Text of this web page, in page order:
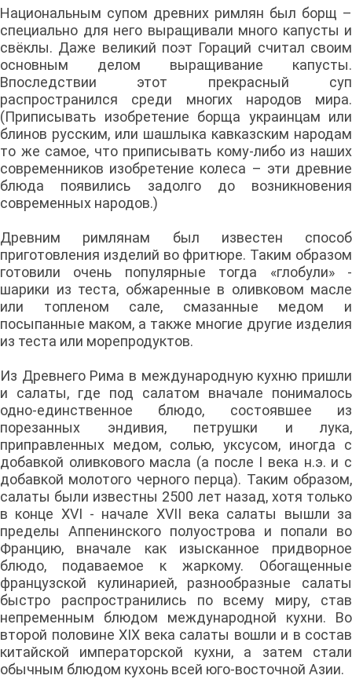
Национальным супом древних римлян был борщ –
специально для него выращивали много капусты и
свёклы. Даже великий поэт Гораций считал своим
основным делом выращивание капусты.
Впоследствии этот прекрасный суп
распространился среди многих народов мира.
(Приписывать изобретение борща украинцам или
блинов русским, или шашлыка кавказским народам
то же самое, что приписывать кому-либо из наших
современников изобретение колеса – эти древние
блюда появились задолго до возникновения
современных народов.)
Древним римлянам был известен способ
приготовления изделий во фритюре. Таким образом
готовили очень популярные тогда «глобули» -
шарики из теста, обжаренные в оливковом масле
или топленом сале, смазанные медом и
посыпанные маком, а также многие другие изделия
из теста или морепродуктов.
Из Древнего Рима в международную кухню пришли
и салаты, где под салатом вначале понималось
одно-единственное блюдо, состоявшее из
порезанных эндивия, петрушки и лука,
приправленных медом, солью, уксусом, иногда с
добавкой оливкового масла (а после I века н.э. и с
добавкой молотого черного перца). Таким образом,
салаты были известны 2500 лет назад, хотя только
в конце XVI - начале XVII века салаты вышли за
пределы Аппенинского полуострова и попали во
Францию, вначале как изысканное придворное
блюдо, подаваемое к жаркому. Обогащенные
французской кулинарией, разнообразные салаты
быстро распространились по всему миру, став
непременным блюдом международной кухни. Во
второй половине XIX века салаты вошли и в состав
китайской императорской кухни, а затем стали
обычным блюдом кухонь всей юго-восточной Азии.